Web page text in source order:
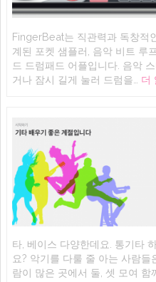
FingerBeat는 직관력과 독창적
계된 포켓 샘플러, 음악 비트 루
드 드럼패드 어플입니다. 음악
거나 잠시 길게 눌러 드럼을… 더
타, 베이스 다양한데요. 통기타
요? 악기를 다룰 줄 아는 사람
람이 많은 곳에서 둘, 셋 모여 함